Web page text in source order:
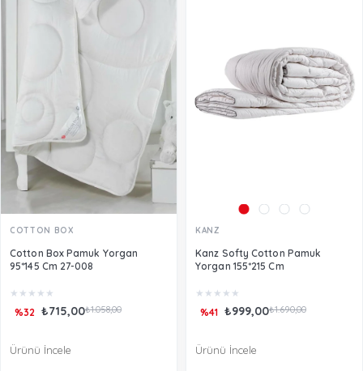
COTTON BOX
Cotton Box Pamuk Yorgan
95*145 Cm 27-008
★ ★ ★ ★ ★
₺715,00₺1.058,00
%32
Ürünü İncele
KANZ
Kanz Softy Cotton Pamuk
Yorgan 155*215 Cm
★ ★ ★ ★ ★
₺999,00₺1.690,00
%41
Ürünü İncele